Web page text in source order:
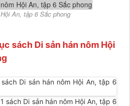
An, tập 6 Sắc phong
sách Di sản hán nôm Hội